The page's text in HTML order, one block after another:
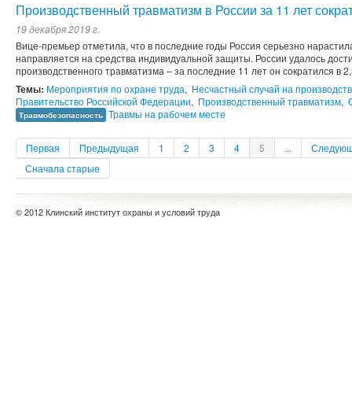
Производственный травматизм в России за 11 лет
19 декабря 2019 г.
Вице-премьер отметила, что в последние годы Россия серьезно
направляется на средства индивидуальной защиты. России удалось
производственного травматизма – за последние 11 лет он сократился в
Темы: Мероприятия по охране труда, Несчастный случай на
Правительство Российской Федерации, Производственный травматизм,
Травмобезопасность Травмы на рабочем месте
Первая Предыдущая 1 2 3 4 5 ...
Сначала старые
© 2012 Клинский институт охраны и условий труда